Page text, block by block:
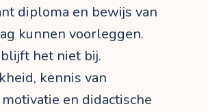
diploma en bewijs van
kunnen voorleggen.
het niet bij.
kennis van
en didactische